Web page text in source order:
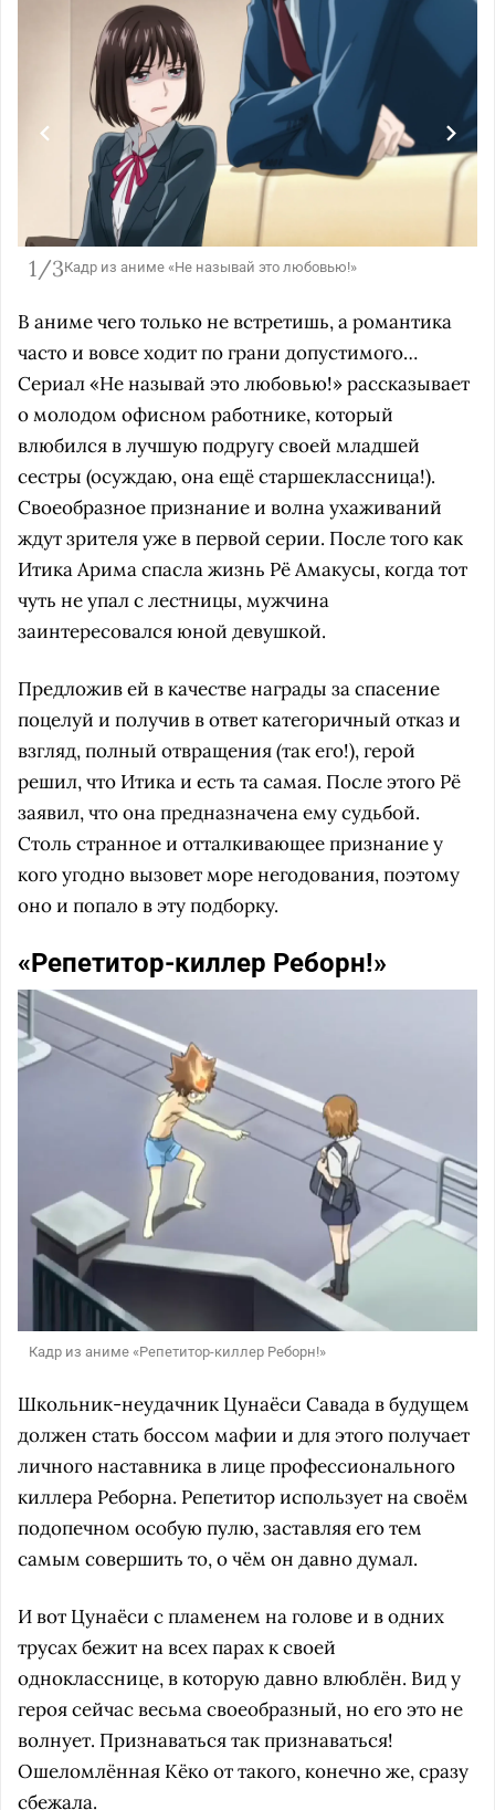
1/3Кадр из аниме «Не называй это любовью!»
В аниме чего только не встретишь, а романтика
часто и вовсе ходит по грани допустимого…
Сериал «Не называй это любовью!» рассказывает
о молодом офисном работнике, который
влюбился в лучшую подругу своей младшей
сестры (осуждаю, она ещё старшеклассница!).
Своеобразное признание и волна ухаживаний
ждут зрителя уже в первой серии. После того как
Итика Арима спасла жизнь Рё Амакусы, когда тот
чуть не упал с лестницы, мужчина
заинтересовался юной девушкой.
Предложив ей в качестве награды за спасение
поцелуй и получив в ответ категоричный отказ и
взгляд, полный отвращения (так его!), герой
решил, что Итика и есть та самая. После этого Рё
заявил, что она предназначена ему судьбой.
Столь странное и отталкивающее признание у
кого угодно вызовет море негодования, поэтому
оно и попало в эту подборку.
«Репетитор-киллер Реборн!»
Кадр из аниме «Репетитор-киллер Реборн!»
Школьник-неудачник Цунаёси Савада в будущем
должен стать боссом мафии и для этого получает
личного наставника в лице профессионального
киллера Реборна. Репетитор использует на своём
подопечном особую пулю, заставляя его тем
самым совершить то, о чём он давно думал.
И вот Цунаёси с пламенем на голове и в одних
трусах бежит на всех парах к своей
однокласснице, в которую давно влюблён. Вид у
героя сейчас весьма своеобразный, но его это не
волнует. Признаваться так признаваться!
Ошеломлённая Кёко от такого, конечно же, сразу
сбежала.